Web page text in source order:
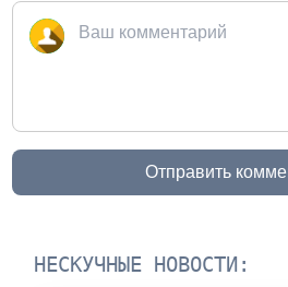
Отправить
НЕСКУЧНЫЕ НОВОСТИ: